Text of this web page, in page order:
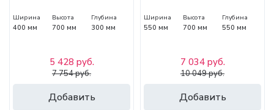
Ширина
400 мм
Высота
700 мм
Глубина
300 мм
Добавить
5 428 руб.
7 754 руб.
Ширина
550 мм
Высота
700 мм
Глубина
550 мм
Добавить
7 034 руб.
10 049 руб.